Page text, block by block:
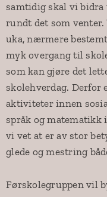
samtidig skal vi bidra
rundt det som
uka, nærmere
myk overgang til
som kan gjøre det
skolehverdag. Derfor
aktiviteter innen
språk og matematikk
vi vet at er av stor
glede og mestring
Førskolegruppen vil